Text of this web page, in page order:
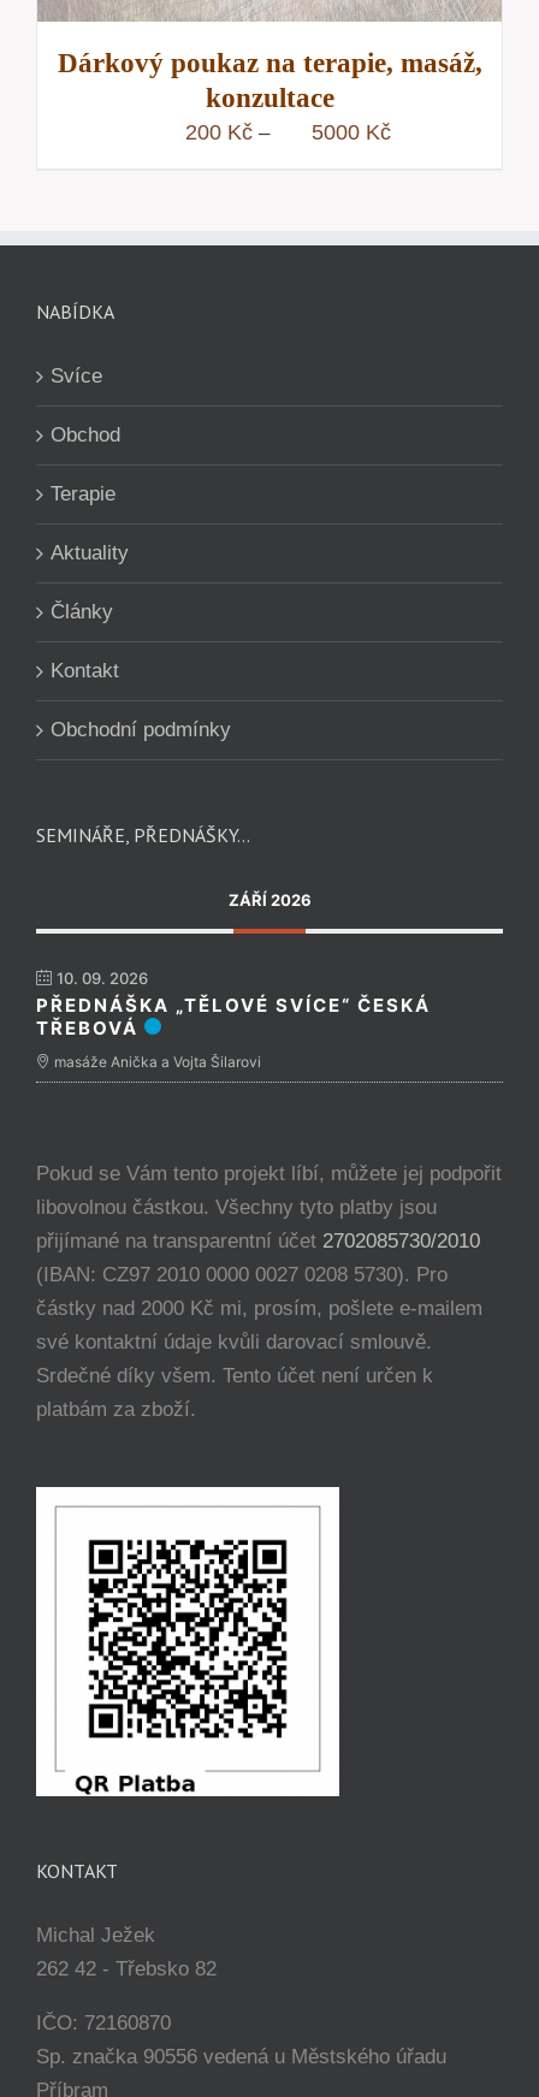
Dárkový poukaz na terapie, masáž,
konzultace
200 Kč – 5000 KčRozpětí
NABÍDKA
Svíce
Obchod
Terapie
Aktuality
Články
Kontakt
Obchodní podmínky
SEMINÁŘE, PŘEDNÁŠKY…
ZÁŘÍ 2026
10. 09. 2026
PŘEDNÁŠKA „TĚLOVÉ SVÍCE“ ČESKÁ
TŘEBOVÁ
masáže Anička a Vojta Šilarovi
Pokud se Vám tento projekt líbí, můžete jej podpořit
libovolnou částkou. Všechny tyto platby jsou
přijímané na transparentní účet 2702085730/2010
(IBAN: CZ97 2010 0000 0027 0208 5730). Pro
částky nad 2000 Kč mi, prosím, pošlete e-mailem
své kontaktní údaje kvůli darovací smlouvě.
Srdečné díky všem. Tento účet není určen k
platbám za zboží.
KONTAKT
Michal Ježek
262 42 - Třebsko 82
IČO: 72160870
Sp. značka 90556 vedená u Městského úřadu
Příbram